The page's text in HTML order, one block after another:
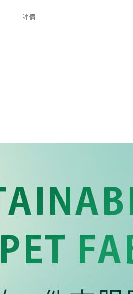
評價